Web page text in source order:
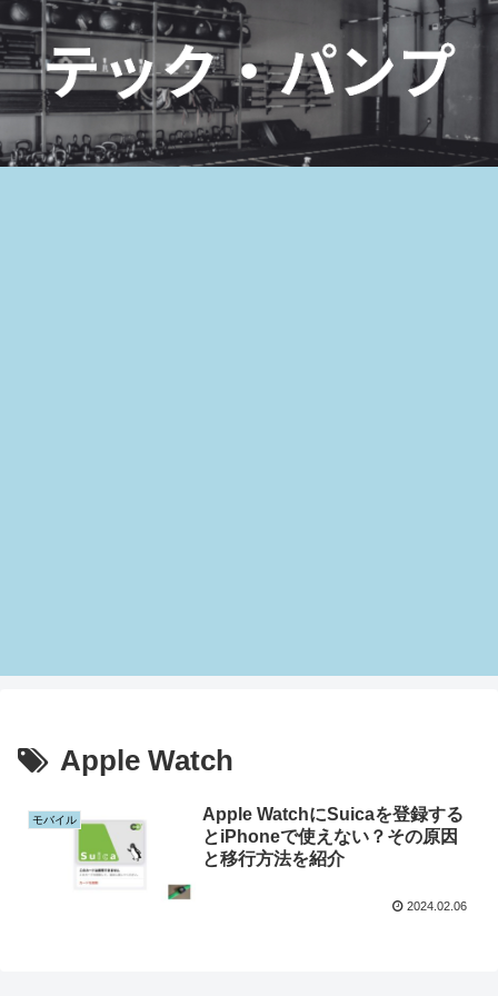
Apple Watch
モバイル
Apple WatchにSuicaを登録する
とiPhoneで使えない？その原因
と移行方法を紹介
2024.02.06